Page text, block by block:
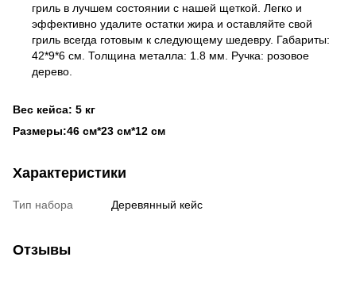
гриль в лучшем состоянии с нашей щеткой. Легко и
эффективно удалите остатки жира и оставляйте свой
гриль всегда готовым к следующему шедевру. Габариты:
42*9*6 см. Толщина металла: 1.8 мм. Ручка: розовое
дерево.
Вес кейса: 5 кг
Размеры:46 см*23 см*12 см
Характеристики
Тип набора Деревянный кейс
Отзывы